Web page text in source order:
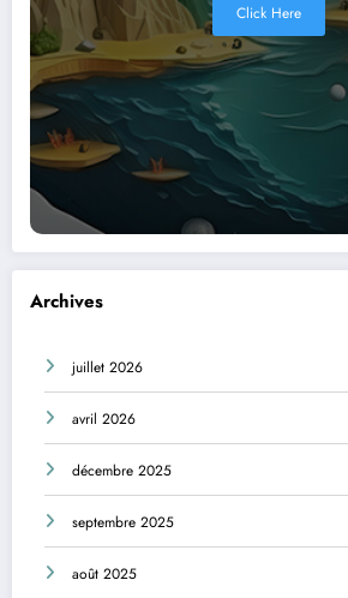
Click Here
Archives
juillet 2026
avril 2026
décembre 2025
septembre 2025
août 2025